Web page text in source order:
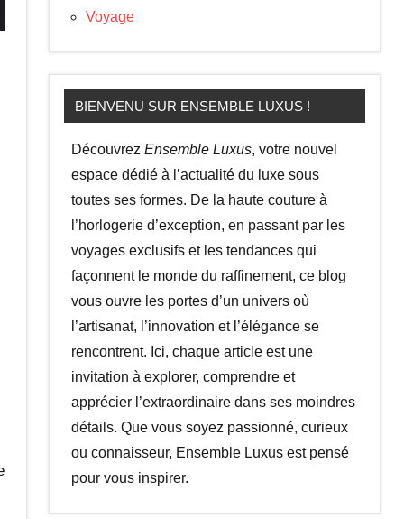
Voyage
BIENVENU SUR ENSEMBLE LUXUS !
Découvrez Ensemble Luxus, votre nouvel
espace dédié à l’actualité du luxe sous
toutes ses formes. De la haute couture à
l’horlogerie d’exception, en passant par les
voyages exclusifs et les tendances qui
façonnent le monde du raffinement, ce blog
vous ouvre les portes d’un univers où
l’artisanat, l’innovation et l’élégance se
rencontrent. Ici, chaque article est une
invitation à explorer, comprendre et
apprécier l’extraordinaire dans ses moindres
détails. Que vous soyez passionné, curieux
ou connaisseur, Ensemble Luxus est pensé
pour vous inspirer.